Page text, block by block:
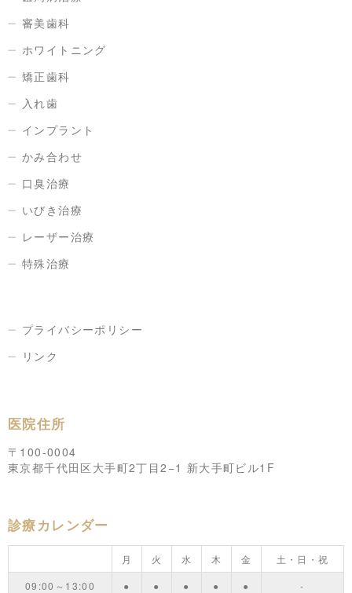
審美歯科
ホワイトニング
矯正歯科
入れ歯
インプラント
かみ合わせ
口臭治療
いびき治療
レーザー治療
特殊治療
プライバシーポリシー
リンク
医院住所
〒100-0004
東京都千代田区大手町2丁目2−1 新大手町ビル1F
診療カレンダー
月 火 水 木 金
土・日・祝
09:00～13:00
● ● ● ● ●
-